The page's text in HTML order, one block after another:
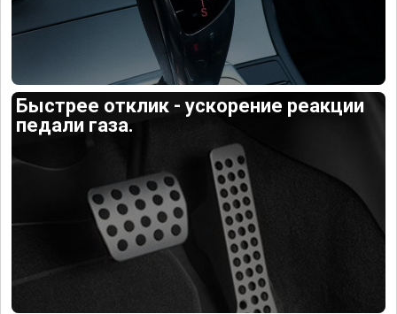
Быстрее отклик - ускорение реакции
педали газа.